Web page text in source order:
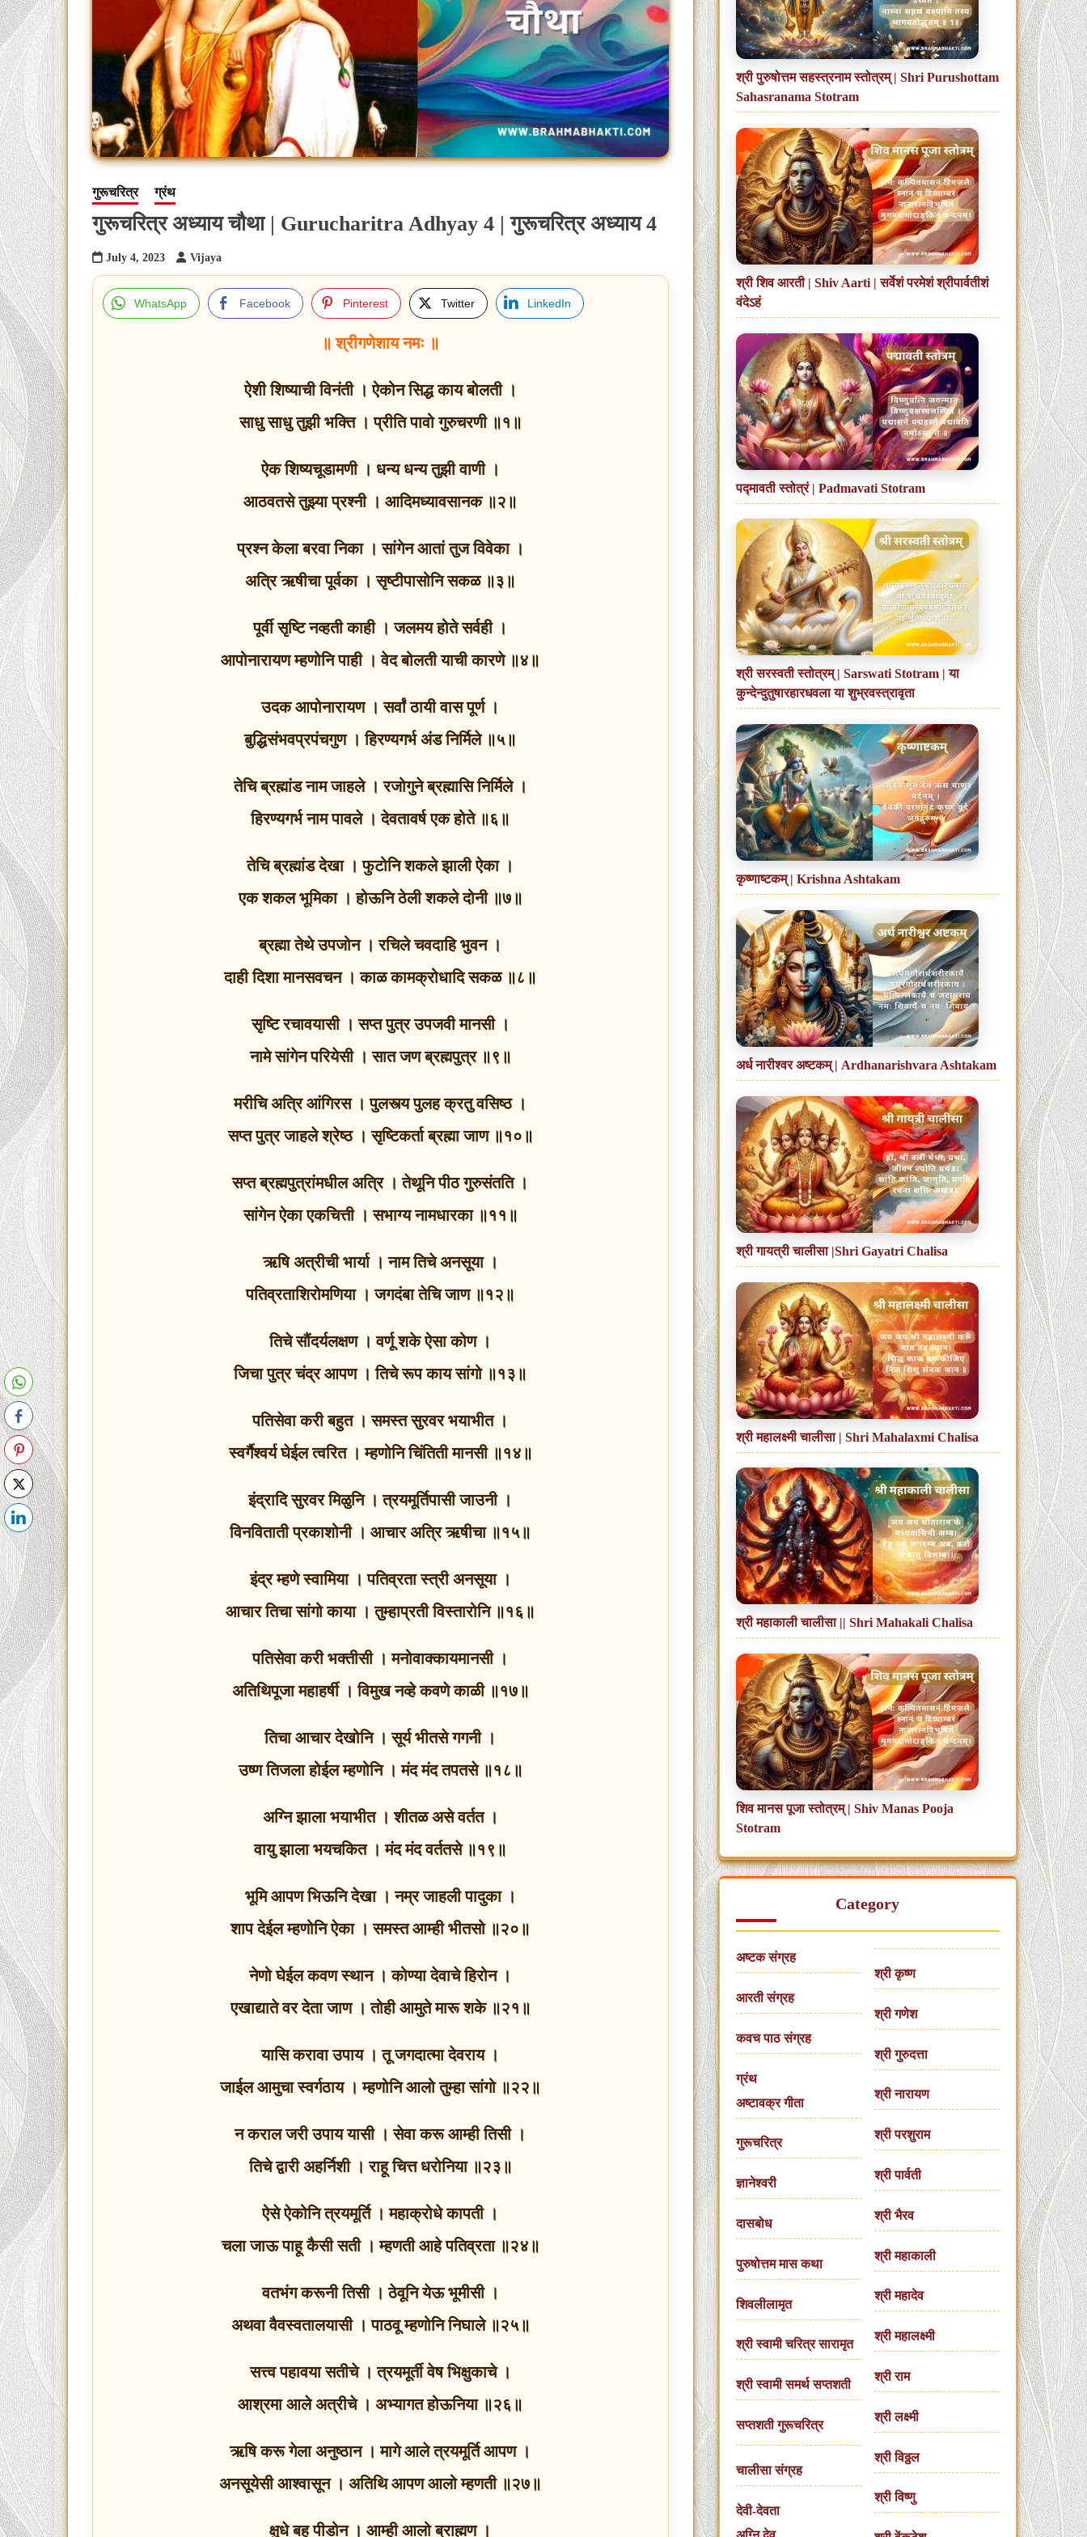
गुरूचरित्र ग्रंथ
गुरूचरित्र अध्याय चौथा | Gurucharitra Adhyay 4 | गुरूचरित्र अध्याय 4
July 4, 2023 Vijaya
WhatsApp Facebook Pinterest Twitter LinkedIn
॥ श्रीगणेशाय नमः ॥
ऐशी शिष्याची विनंती । ऐकोन सिद्ध काय बोलती ।
साधु साधु तुझी भक्ति । प्रीति पावो गुरुचरणी ॥१॥
ऐक शिष्यचूडामणी । धन्य धन्य तुझी वाणी ।
आठवतसे तुझ्या प्रश्नी । आदिमध्यावसानक ॥२॥
प्रश्न केला बरवा निका । सांगेन आतां तुज विवेका ।
अत्रि ऋषीचा पूर्वका । सृष्टीपासोनि सकळ ॥३॥
पूर्वी सृष्टि नव्हती काही । जलमय होते सर्वही ।
आपोनारायण म्हणोनि पाही । वेद बोलती याची कारणे ॥४॥
उदक आपोनारायण । सर्वां ठायी वास पूर्ण ।
बुद्धिसंभवप्रपंचगुण । हिरण्यगर्भ अंड निर्मिले ॥५॥
तेचि ब्रह्मांड नाम जाहले । रजोगुने ब्रह्मासि निर्मिले ।
हिरण्यगर्भ नाम पावले । देवतावर्ष एक होते ॥६॥
तेचि ब्रह्मांड देखा । फुटोनि शकले झाली ऐका ।
एक शकल भूमिका । होऊनि ठेली शकले दोनी ॥७॥
ब्रह्मा तेथे उपजोन । रचिले चवदाहि भुवन ।
दाही दिशा मानसवचन । काळ कामक्रोधादि सकळ ॥८॥
सृष्टि रचावयासी । सप्त पुत्र उपजवी मानसी ।
नामे सांगेन परियेसी । सात जण ब्रह्मपुत्र ॥९॥
मरीचि अत्रि आंगिरस । पुलस्त्य पुलह क्रतु वसिष्ठ ।
सप्त पुत्र जाहले श्रेष्ठ । सृष्टिकर्ता ब्रह्मा जाण ॥१०॥
सप्त ब्रह्मपुत्रांमधील अत्रि । तेथूनि पीठ गुरुसंतति ।
सांगेन ऐका एकचित्ती । सभाग्य नामधारका ॥११॥
ऋषि अत्रीची भार्या । नाम तिचे अनसूया ।
पतिव्रताशिरोमणिया । जगदंबा तेचि जाण ॥१२॥
तिचे सौंदर्यलक्षण । वर्णू शके ऐसा कोण ।
जिचा पुत्र चंद्र आपण । तिचे रूप काय सांगो ॥१३॥
पतिसेवा करी बहुत । समस्त सुरवर भयाभीत ।
स्वर्गैश्वर्य घेईल त्वरित । म्हणोनि चिंतिती मानसी ॥१४॥
इंद्रादि सुरवर मिळुनि । त्रयमूर्तिपासी जाउनी ।
विनविताती प्रकाशोनी । आचार अत्रि ऋषीचा ॥१५॥
इंद्र म्हणे स्वामिया । पतिव्रता स्त्री अनसूया ।
आचार तिचा सांगो काया । तुम्हाप्रती विस्तारोनि ॥१६॥
पतिसेवा करी भक्तीसी । मनोवाक्कायमानसी ।
अतिथिपूजा महाहर्षी । विमुख नव्हे कवणे काळी ॥१७॥
तिचा आचार देखोनि । सूर्य भीतसे गगनी ।
उष्ण तिजला होईल म्हणोनि । मंद मंद तपतसे ॥१८॥
अग्नि झाला भयाभीत । शीतळ असे वर्तत ।
वायु झाला भयचकित । मंद मंद वर्ततसे ॥१९॥
भूमि आपण भिऊनि देखा । नम्र जाहली पादुका ।
शाप देईल म्हणोनि ऐका । समस्त आम्ही भीतसो ॥२०॥
नेणो घेईल कवण स्थान । कोण्या देवाचे हिरोन ।
एखाद्याते वर देता जाण । तोही आमुते मारू शके ॥२१॥
यासि करावा उपाय । तू जगदात्मा देवराय ।
जाईल आमुचा स्वर्गठाय । म्हणोनि आलो तुम्हा सांगो ॥२२॥
न कराल जरी उपाय यासी । सेवा करू आम्ही तिसी ।
तिचे द्वारी अहर्निशी । राहू चित्त धरोनिया ॥२३॥
ऐसे ऐकोनि त्रयमूर्ति । महाक्रोधे कापती ।
चला जाऊ पाहू कैसी सती । म्हणती आहे पतिव्रता ॥२४॥
वतभंग करूनी तिसी । ठेवूनि येऊ भूमीसी ।
अथवा वैवस्वतालयासी । पाठवू म्हणोनि निघाले ॥२५॥
सत्त्व पहावया सतीचे । त्रयमूर्ती वेष भिक्षुकाचे ।
आश्रमा आले अत्रीचे । अभ्यागत होऊनिया ॥२६॥
ऋषि करू गेला अनुष्ठान । मागे आले त्रयमूर्ति आपण ।
अनसूयेसी आश्वासून । अतिथि आपण आलो म्हणती ॥२७॥
क्षुधे बहु पीडोन । आम्ही आलो ब्राह्मण ।
श्री पुरुषोत्तम सहस्त्रनाम स्तोत्रम् | Shri Purushottam
Sahasranama Stotram
श्री शिव आरती | Shiv Aarti | सर्वेशं परमेशं श्रीपार्वतीशं
वंदेऽहं
पद्मावती स्तोत्रं | Padmavati Stotram
श्री सरस्वती स्तोत्रम् | Sarswati Stotram | या
कुन्देन्दुतुषारहारधवला या शुभ्रवस्त्रावृता
कृष्णाष्टकम् | Krishna Ashtakam
अर्ध नारीश्वर अष्टकम् | Ardhanarishvara Ashtakam
श्री गायत्री चालीसा |Shri Gayatri Chalisa
श्री महालक्ष्मी चालीसा | Shri Mahalaxmi Chalisa
श्री महाकाली चालीसा || Shri Mahakali Chalisa
शिव मानस पूजा स्तोत्रम् | Shiv Manas Pooja
Stotram
Category
अष्टक संग्रह
आरती संग्रह
कवच पाठ संग्रह
ग्रंथ
अष्टावक्र गीता
गुरूचरित्र
ज्ञानेश्वरी
दासबोध
पुरुषोत्तम मास कथा
शिवलीलामृत
श्री स्वामी चरित्र सारामृत
श्री स्वामी समर्थ सप्तशती
सप्तशती गुरूचरित्र
चालीसा संग्रह
देवी-देवता
श्री कृष्ण
श्री गणेश
श्री गुरुदत्ता
श्री नारायण
श्री परशुराम
श्री पार्वती
श्री भैरव
श्री महाकाली
श्री महादेव
श्री महालक्ष्मी
श्री राम
श्री लक्ष्मी
श्री विठ्ठल
श्री विष्णु